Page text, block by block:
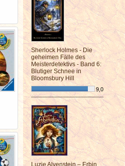
Sherlock Holmes - Die
geheimen Fälle des
Meisterdetektivs - Band 6:
Blutiger Schnee in
Bloomsbury Hill
9,0
¯¯¯¯¯¯¯¯¯¯¯¯¯¯¯¯¯¯¯¯¯¯¯¯
Luzie Alvenstein – Erbin